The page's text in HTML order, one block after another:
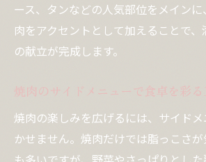
キャベツやナムルで焼肉が引き
焼肉にキャベツを添える健
焼肉と相性抜群のナムル活
焼肉 サイドメニュー人気の
焼肉 サイドメニューキャ
献立に迷わない焼肉メニュー構
ース、タンなどの人気部位をメイン
肉をアクセントとして加えることで
の献立が完成します。
焼肉のサイドメニューで食卓を彩る
焼肉の楽しみを広げるには、サイド
かせません。焼肉だけでは脂っこさ